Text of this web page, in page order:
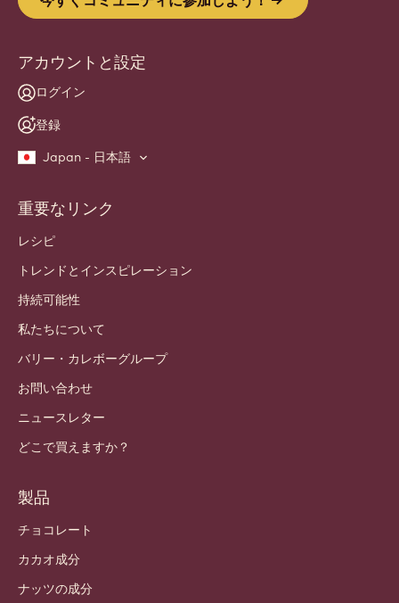
Website
ニュースレター
ス、革新、学びをお届けします。 スパムフリー：いつでも配信
Japan - 日本語
Footer
Callebaut
トレンドとインスピレーション
持続可能性
私たちについて
バリー・カレボーグループ